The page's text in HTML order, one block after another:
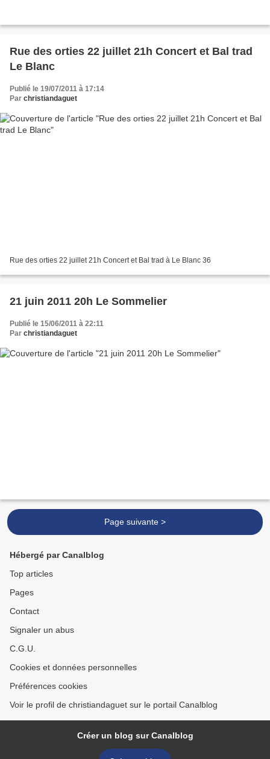
Rue des orties 22 juillet 21h Concert et Bal trad
Le Blanc
Publié le 19/07/2011 à 17:14
Par christiandaguet
Rue des orties 22 juillet 21h Concert et Bal trad à Le Blanc 36
21 juin 2011 20h Le Sommelier
Publié le 15/06/2011 à 22:11
Par christiandaguet
Page suivante >
Hébergé par Canalblog
Top articles
Pages
Contact
Signaler un abus
C.G.U.
Cookies et données personnelles
Préférences cookies
Voir le profil de christiandaguet sur le portail Canalblog
Créer un blog sur Canalblog